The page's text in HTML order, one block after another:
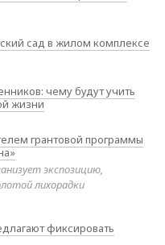
сад в жилом комплексе
чему будут учить
жизни
грантовой программы
экспозицию,
лихорадки
фиксировать